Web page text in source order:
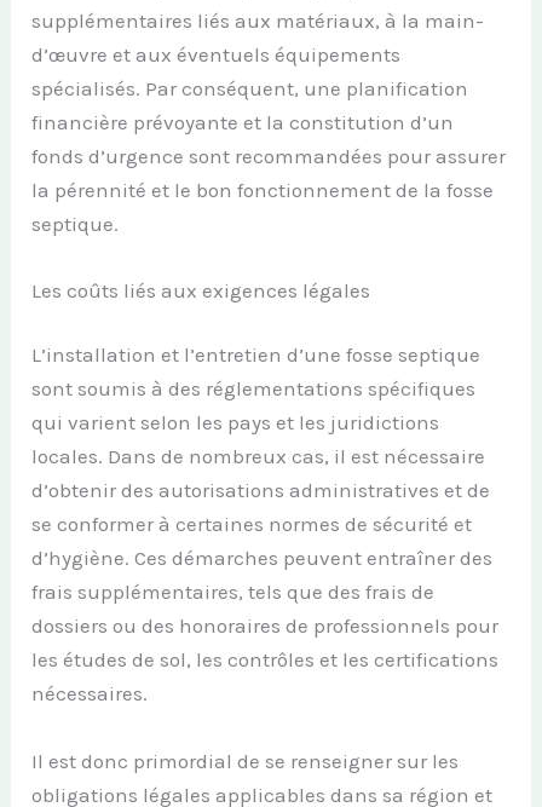
supplémentaires liés aux matériaux, à la main-
d’œuvre et aux éventuels équipements
spécialisés. Par conséquent, une planification
financière prévoyante et la constitution d’un
fonds d’urgence sont recommandées pour assurer
la pérennité et le bon fonctionnement de la fosse
septique.
Les coûts liés aux exigences légales
L’installation et l’entretien d’une fosse septique
sont soumis à des réglementations spécifiques
qui varient selon les pays et les juridictions
locales. Dans de nombreux cas, il est nécessaire
d’obtenir des autorisations administratives et de
se conformer à certaines normes de sécurité et
d’hygiène. Ces démarches peuvent entraîner des
frais supplémentaires, tels que des frais de
dossiers ou des honoraires de professionnels pour
les études de sol, les contrôles et les certifications
nécessaires.
Il est donc primordial de se renseigner sur les
obligations légales applicables dans sa région et